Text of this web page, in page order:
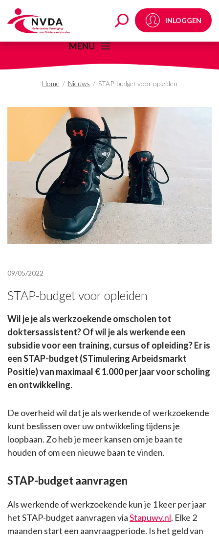
STAP-budget voorINLOGGEN
MENU
Home / Nieuws / STAP-budget voor opleiden
09/05/2022
STAP-budget voor opleiden
Wil je je als werkzoekende omscholen tot
doktersassistent? Of wil je als werkende een
subsidie voor een training, cursus of opleiding? Er is
een STAP-budget (STimulering Arbeidsmarkt
Positie) van maximaal € 1.000 per jaar voor scholing
en ontwikkeling.
De overheid wil dat je als werkende of werkzoekende
kunt beslissen over uw ontwikkeling tijdens je
loopbaan. Zo heb je meer kansen om je baan te
houden of om een nieuwe baan te vinden.
STAP-budget aanvragen
Als werkende of werkzoekende kun je 1 keer per jaar
het STAP-budget aanvragen viaStapuwv.nl. Elke 2
maanden start een aanvraagperiode. Is het geld van